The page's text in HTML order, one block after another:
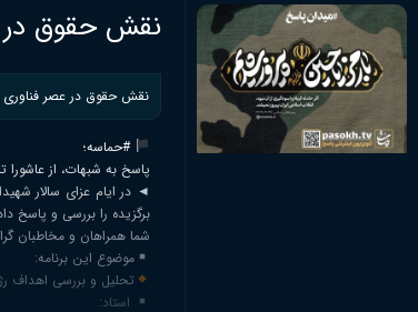
نقش حقوق در
نقش حقوق در عصر فناوری :
#حماسه؛
پاسخ به شبهات، از عاشورا
◄ در ایام عزای سالار
برگزیده را بررسی و پاسخ
شما همراهان و مخاطبان
موضوع این برنامه:
تحلیل و بررسی اهداف
استاد: